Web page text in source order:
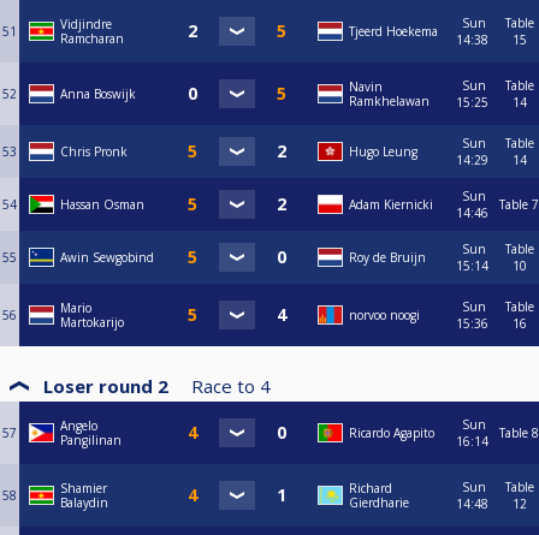
51
Vidjindre
Ramcharan
Tjeerd Hoekema
Sun
14:38
Table
15
52 Anna Boswijk
Navin
Ramkhelawan
Sun
15:25
Table
14
53 Chris Pronk Hugo Leung
Sun
14:29
Table
14
54 Hassan Osman Adam Kiernicki
Sun
14:46
Table 7
55 Awin Sewgobind Roy de Bruijn
Sun
15:14
Table
10
56
Mario
Martokarijo
norvoo noogi
Sun
15:36
Table
16
Loser round 2 Race to 4
57
Angelo
Pangilinan
Ricardo Agapito
Sun
16:14
Table 8
58
Shamier
Balaydin
Richard
Gierdharie
Sun
14:48
Table
12